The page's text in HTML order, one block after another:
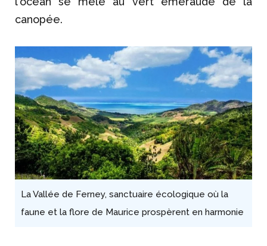
canopée.
La Vallée de Ferney, sanctuaire écologique où la
faune et la flore de Maurice prospèrent en harmonie